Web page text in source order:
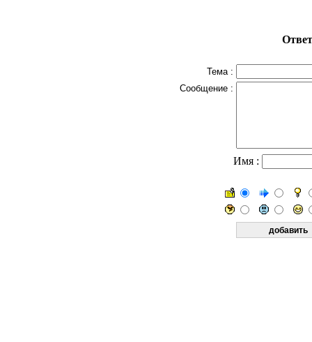
Тема :
Сообщение :
Имя :